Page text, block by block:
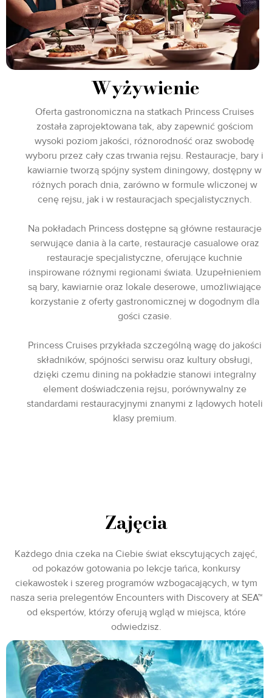
Wyżywienie
Oferta gastronomiczna na statkach Princess Cruises
została zaprojektowana tak, aby zapewnić gościom
wysoki poziom jakości, różnorodność oraz swobodę
wyboru przez cały czas trwania rejsu. Restauracje, bary i
kawiarnie tworzą spójny system diningowy, dostępny w
różnych porach dnia, zarówno w formule wliczonej w
cenę rejsu, jak i w restauracjach specjalistycznych.
Na pokładach Princess dostępne są główne restauracje
serwujące dania à la carte, restauracje casualowe oraz
restauracje specjalistyczne, oferujące kuchnie
inspirowane różnymi regionami świata. Uzupełnieniem
są bary, kawiarnie oraz lokale deserowe, umożliwiające
korzystanie z oferty gastronomicznej w dogodnym dla
gości czasie.
Princess Cruises przykłada szczególną wagę do jakości
składników, spójności serwisu oraz kultury obsługi,
dzięki czemu dining na pokładzie stanowi integralny
element doświadczenia rejsu, porównywalny ze
standardami restauracyjnymi znanymi z lądowych hoteli
klasy premium.
Zajęcia
Każdego dnia czeka na Ciebie świat ekscytujących zajęć,
od pokazów gotowania po lekcje tańca, konkursy
ciekawostek i szereg programów wzbogacających, w tym
nasza seria prelegentów Encounters with Discovery at SEA™
od ekspertów, którzy oferują wgląd w miejsca, które
odwiedzisz.